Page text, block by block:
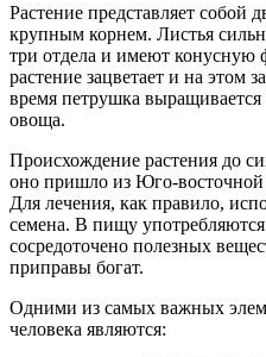
Растение представляет собой
крупным корнем. Листья
три отдела и имеют конусную
растение зацветает и на этом
время петрушка
овоща.
Происхождение растения до
оно пришло из Юго-
Для лечения, как правило,
семена. В пищу
сосредоточено полезных
приправы богат.
Одними из самых важных
человека являются: